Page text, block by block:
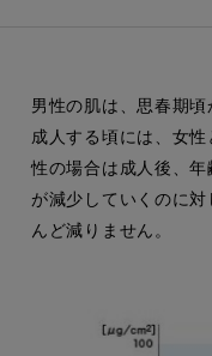
男性の肌は、思春期頃
成人する頃には、女
性の場合は成人後、
が減少していくのに
んど減りません。